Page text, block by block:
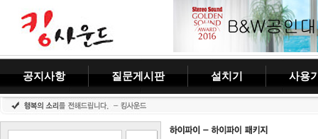
공지사항 질문게시판 설치기 사용